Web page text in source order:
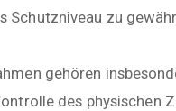
Schutzniveau zu
gehören
des physischen